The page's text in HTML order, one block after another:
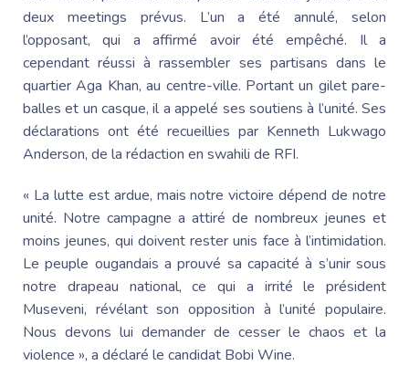
deux meetings prévus. L’un a été annulé, selon
l’opposant, qui a affirmé avoir été empêché. Il a
cependant réussi à rassembler ses partisans dans le
quartierAga Khan, au centre-ville. Portant un gilet pare-
balles et un casque, il a appelé ses soutiens à l’unité. Ses
déclarations ont été recueillies par Kenneth Lukwago
Anderson, de la rédaction en swahili de RFI.
« La lutte est ardue, mais notre victoire dépend de notre
unité. Notre campagne a attiré de nombreux jeunes et
moins jeunes, qui doivent rester unis face à l’intimidation.
Le peuple ougandais a prouvé sa capacité à s’unir sous
notre drapeau national, ce qui a irrité le président
Museveni, révélant son opposition à l’unité populaire.
Nous devons lui demander de cesser le chaos et la
violence », a déclaré le candidat Bobi Wine.